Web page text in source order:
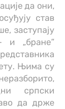
да они,
став
заступају
и „бране”
Њима су
српски
да држе